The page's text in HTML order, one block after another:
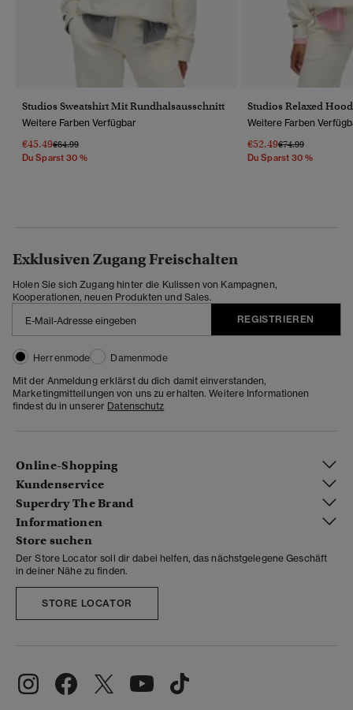
Studios Sweatshirt Mit Rundhalsausschnitt
Weitere Farben Verfügbar
€45.49Preis Wurde Reduziert Von
€64.99Bis
Du Sparst 30 %
Studios Relaxed
Weitere Farben
€52.49Preis Wurde
€74.99Bis
Du Sparst 30 %
Exklusiven Zugang Freischalten
Holen Sie sich Zugang hinter die Kulissen von Kampagnen,
Kooperationen, neuen Produkten und Sales.
REGISTRIEREN
Herrenmode
Damenmode
Mit der Anmeldung erklärst du dich damit einverstanden,
Marketingmitteilungen von uns zu erhalten. Weitere Informationen
findest du in unserer Datenschutz
Online-Shopping
Kundenservice
Superdry The Brand
Informationen
Store suchen
Der Store Locator soll dir dabei helfen, das nächstgelegene Geschäft
in deiner Nähe zu finden.
STORE LOCATOR